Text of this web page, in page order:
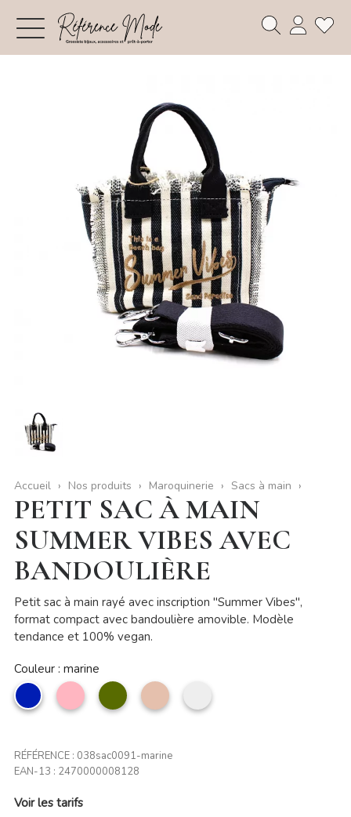
Accueil Nos produits Maroquinerie Sacs à main
PETIT SAC À MAIN
SUMMER VIBES AVEC
BANDOULIÈRE
Petit sac à main rayé avec inscription "Summer Vibes",
format compact avec bandoulière amovible. Modèle
tendance et 100% vegan.
Couleur : marine
marine
Rose
clair
kaki
Taupe
clair
GRIS
CLAIR
RÉFÉRENCE : 038sac0091-marine
EAN-13 : 2470000008128
Voir les tarifs